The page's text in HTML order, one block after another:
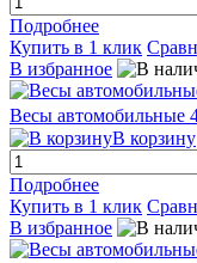
Подробнее
Купить в 1 клик
В избранное
Весы автомобильные
В корзину
Подробнее
Купить в 1 клик
В избранное